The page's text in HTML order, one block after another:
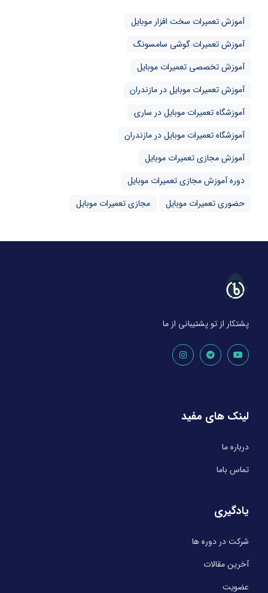
آموزش تعمیرات سخت افزار موبایل
آموزش تعمیرات گوشی سامسونگ
آموزش تخصصی تعمیرات موبایل
آموزش تعمیرات موبایل در مازندران
آموزشگاه تعمیرات موبایل در ساری
آموزشگاه تعمیرات موبایل در مازندران
آموزش مجازی تعمیرات موبایل
دوره آموزش مجازی تعمیرات موبایل
حضوری تعمیرات موبایل
مجازی تعمیرات موبایل
پشتکار از تو پشتیبانی از ما
لینک های مفید
درباره ما
تماس باما
یادگیری
شرکت در دوره ها
آخرین مقالات
عضویت